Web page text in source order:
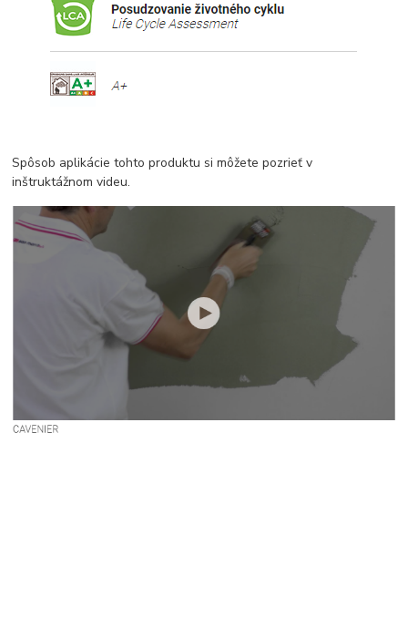
Spôsob aplikácie tohto produktu si môžete pozrieť v
inštruktážnom videu.